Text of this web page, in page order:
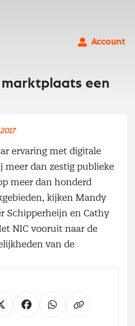
Account
een
ervaring met digitale
meer dan zestig publieke
meer dan honderd
kijken Mandy
Schipperheijn en Cathy
NIC vooruit naar de
van de